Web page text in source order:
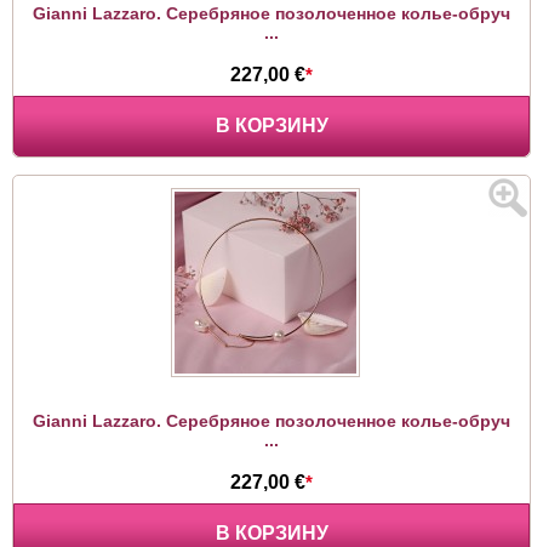
Gianni Lazzaro. Серебряное позолоченное колье-обруч
...
227,00 €*
В КОРЗИНУ
Gianni Lazzaro. Серебряное позолоченное колье-обруч
...
227,00 €*
В КОРЗИНУ